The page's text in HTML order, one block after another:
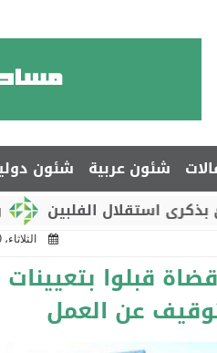
شئون عربية شئون
رئيس مجلس الفلبين
الثلاثاء، 19 مارس 2019
قبلوا
عن العمل